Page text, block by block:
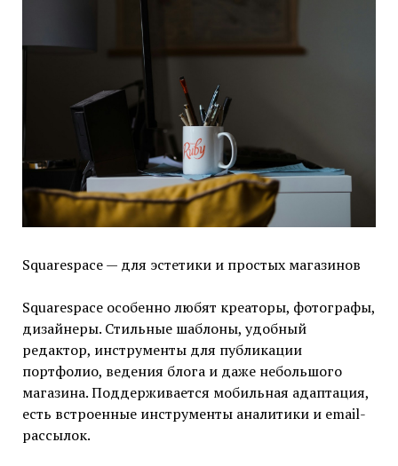
Squarespace — для эстетики и простых магазинов
Squarespace особенно любят креаторы, фотографы,
дизайнеры. Стильные шаблоны, удобный
редактор, инструменты для публикации
портфолио, ведения блога и даже небольшого
магазина. Поддерживается мобильная адаптация,
есть встроенные инструменты аналитики и email-
рассылок.